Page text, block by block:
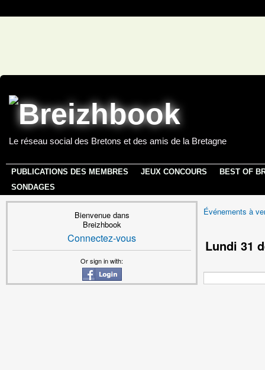
Le réseau social des Bretons et des amis de la Bretagne
PUBLICATIONS DES MEMBRES JEUX CONCOURS
BEST OF
SONDAGES
Bienvenue dans
Breizhbook
Connectez-vous
Or sign in with:
Événements à
Lundi 31